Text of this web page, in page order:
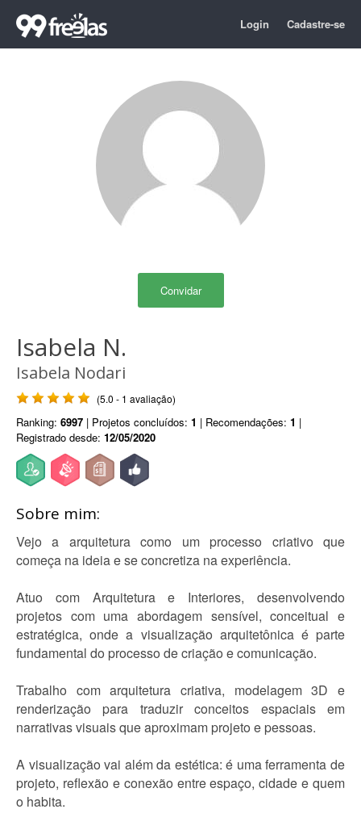
Login Cadastre-se
Convidar
Isabela N.
Isabela Nodari
(5.0 - 1 avaliação)
Ranking: 6997 | Projetos concluídos: 1 | Recomendações: 1 |
Registrado desde: 12/05/2020
Sobre mim:
Vejo a arquitetura como um processo criativo que
começa na ideia e se concretiza na experiência.
Atuo com Arquitetura e Interiores, desenvolvendo
projetos com uma abordagem sensível, conceitual e
estratégica, onde a visualização arquitetônica é parte
fundamental do processo de criação e comunicação.
Trabalho com arquitetura criativa, modelagem 3D e
renderização para traduzir conceitos espaciais em
narrativas visuais que aproximam projeto e pessoas.
A visualização vai além da estética: é uma ferramenta de
projeto, reflexão e conexão entre espaço, cidade e quem
o habita.